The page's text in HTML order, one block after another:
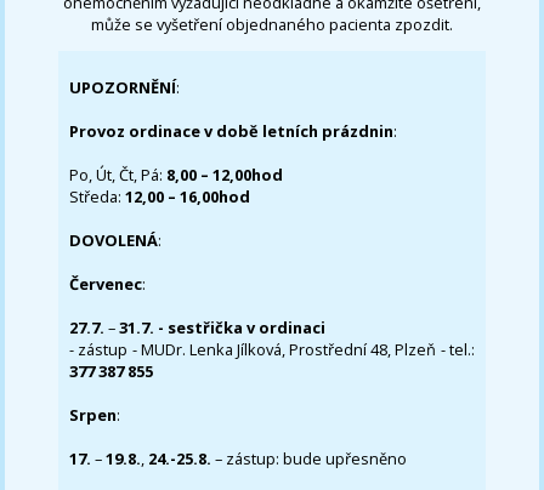
může se vyšetření objednaného pacienta zpozdit.
UPOZORNĚNÍ:
Provoz ordinace v době letních prázdnin:
Po, Út, Čt, Pá: 8,00 – 12,00hod
Středa:12,00 – 16,00hod
DOVOLENÁ:
Červenec:
27.7.–31.7. - sestřička v ordinaci
- zástup - MUDr. Lenka Jílková, Prostřední 48, Plzeň - tel.:
377 387 855
Srpen:
17. –19.8., 24.-25.8. – zástup: bude upřesněno